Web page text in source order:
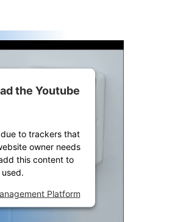
the Youtube
to trackers that
owner needs
this content to
Platform